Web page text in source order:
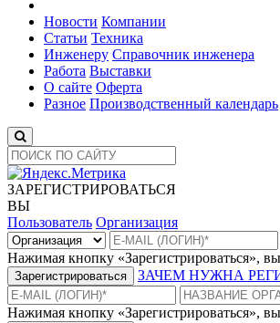
Новости Компании
Статьи Техника
Инженеру Справочник инженера
Работа Выставки
О сайте Оферта
Разное Производственный календарь
ЗАРЕГИСТРИРОВАТЬСЯ
ВЫ
Пользователь Организация
Нажимая кнопку «Зарегистрироваться»,
Зарегистрироваться ЗАЧЕМ НУЖНА
Нажимая кнопку «Зарегистрироваться»,